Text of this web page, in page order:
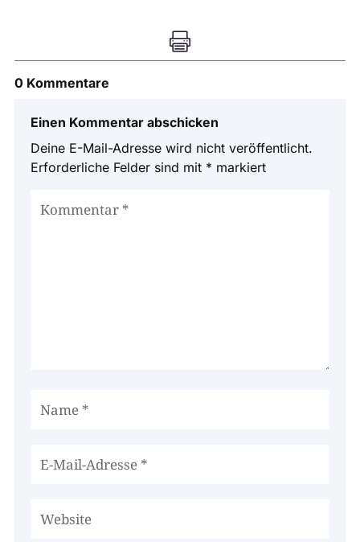

0 Kommentare
Einen Kommentar abschicken
Deine E-Mail-Adresse wird nicht veröffentlicht.
Erforderliche Felder sind mit * markiert